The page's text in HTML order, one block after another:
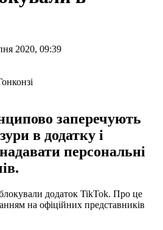
2020, 09:39
заперечують
в додатку і
персональні
додаток TikTok. Про це
на офіційних представників